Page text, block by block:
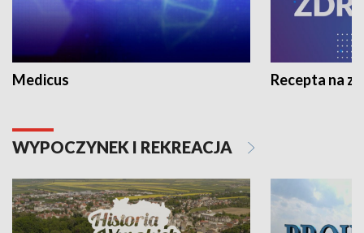
Medicus Recepta na
WYPOCZYNEK I REKREACJA